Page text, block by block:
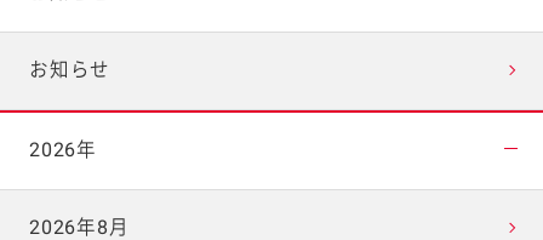
お知らせ
2026年
2026年8月